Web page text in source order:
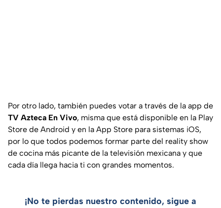
Por otro lado, también puedes votar a través de la app de
TV Azteca En Vivo, misma que está disponible en la Play
Store de Android y en la App Store para sistemas iOS,
por lo que todos podemos formar parte del reality show
de cocina más picante de la televisión mexicana y que
cada día llega hacia ti con grandes momentos.
¡No te pierdas nuestro contenido, sigue a